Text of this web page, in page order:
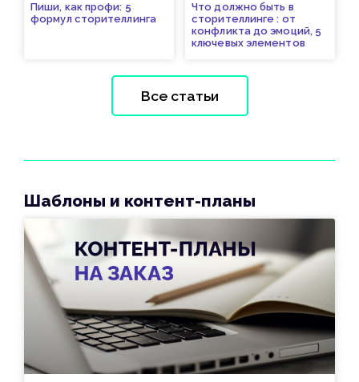
Пиши, как профи: 5
формул сторителлинга
Что должно быть в
сторителлинге : от
конфликта до эмоций, 5
ключевых элементов
Все статьи
Шаблоны и контент-планы